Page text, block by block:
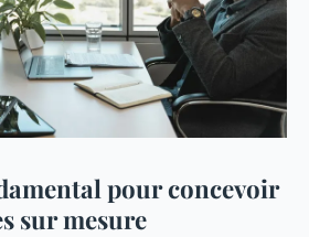
pour concevoir
sur mesure